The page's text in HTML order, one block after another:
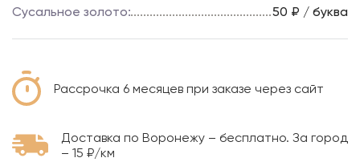
Сусальное золото:
50 ₽ / буква
Рассрочка 6 месяцев при заказе через сайт
Доставка по Воронежу – бесплатно. За город
– 15 ₽/км